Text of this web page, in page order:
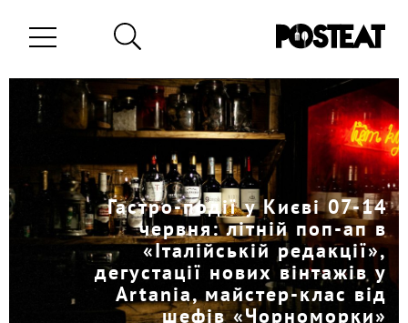
Гастро-події у Києві 07-14
червня: літній поп-ап в
«Італійській редакції»,
дегустації нових вінтажів у
Artania, майстер-клас від
шефів «Чорноморки»